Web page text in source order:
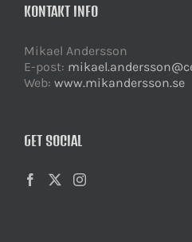
KONTAKT INFO
Mikael Andersson
E-post:
Web: www.mikandersson.se
GET SOCIAL